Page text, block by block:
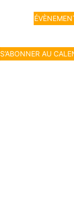
S’ABONNER AU